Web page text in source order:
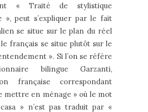
« Traité de stylistique
», peut s’expliquer par le fait
se situe sur le plan du réel
français se situe plutôt sur le
». Si l’on se réfère
bilingue Garzanti,
française correspondant
mettre en ménage » où le mot
» n’est pas traduit par «